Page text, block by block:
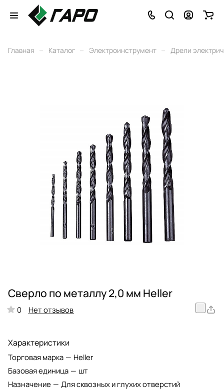
Главная – Каталог – Электроинструмент – Дрели
Сверло по металлу 2,0 мм Heller
0 Нет отзывов
Характеристики
Торговая марка — Heller
Базовая единица — шт
Назначение — Для сквозных и глухих отверстий